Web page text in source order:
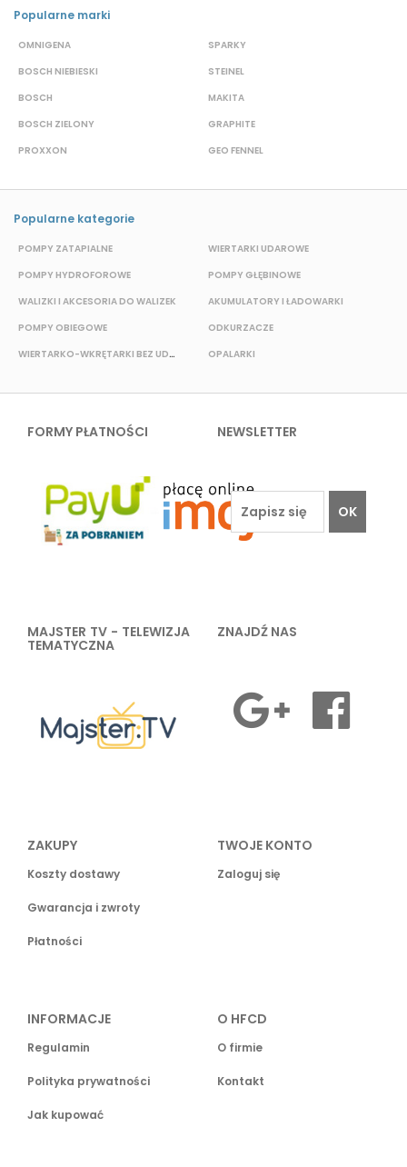
Popularne marki
OMNIGENA
BOSCH NIEBIESKI
BOSCH
BOSCH ZIELONY
PROXXON
SPARKY
STEINEL
MAKITA
GRAPHITE
GEO FENNEL
Popularne kategorie
POMPY ZATAPIALNE
POMPY HYDROFOROWE
WALIZKI I AKCESORIA DO WALIZEK
POMPY OBIEGOWE
WIERTARKO-WKRĘTARKI BEZ UDAROWE
WIERTARKI UDAROWE
POMPY GŁĘBINOWE
AKUMULATORY I ŁADOWARKI
ODKURZACZE
OPALARKI
FORMY PŁATNOŚCI NEWSLETTER
OK
MAJSTER TV - TELEWIZJA
TEMATYCZNA
ZNAJDŹ NAS
ZAKUPY
Koszty dostawy
Gwarancja i zwroty
Płatności
TWOJE KONTO
Zaloguj się
INFORMACJE
Regulamin
Polityka prywatności
Jak kupować
O HFCD
O firmie
Kontakt